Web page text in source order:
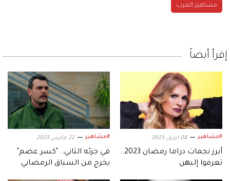
مشاهير العرب
إقرأ أيضاً
#مشاهير 08 ابريل 2023
أبرز نجمات دراما رمضان 2023..
تعرفوا إليهن
#مشاهير 22 مارس 2023
في جزئه الثاني.. "كسر عضم"
يخرج من السباق الرمضاني